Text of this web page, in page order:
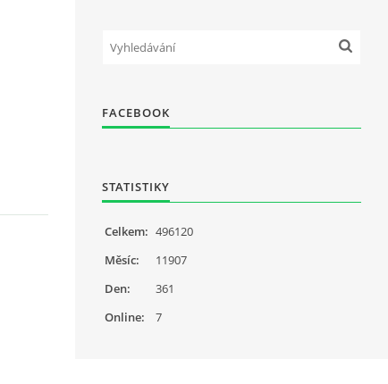
FACEBOOK
STATISTIKY
Online: 7
Celkem: 496120
Měsíc:
11907
Den:
361